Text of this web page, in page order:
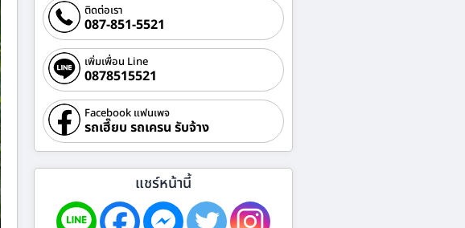
ติดต่อเรา
087-851-5521
เพิ่มเพื่อน Line
0878515521
Facebook แฟนเพจ
รถเฮี๊ยบ รถเครน รับจ้าง
แชร์หน้านี้